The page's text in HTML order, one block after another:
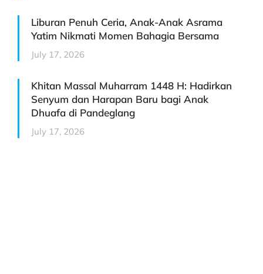
Liburan Penuh Ceria, Anak-Anak Asrama
Yatim Nikmati Momen Bahagia Bersama
July 17, 2026
Khitan Massal Muharram 1448 H: Hadirkan
Senyum dan Harapan Baru bagi Anak
Dhuafa di Pandeglang
July 17, 2026